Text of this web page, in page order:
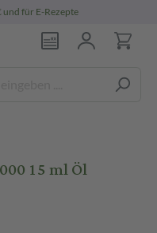
und für E-Rezepte
15 ml Öl